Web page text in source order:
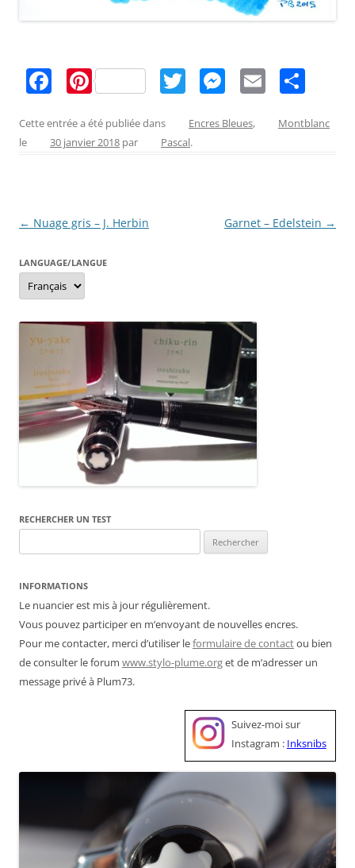
c
e
o
k
Pi
er
e
T
itt
er
M
ss
er
E
ai ta
Cette entrée a été publiée dans Encres Bleues,
Montblanc
le
30 janvier 2018 par Pascal.
Navigation
articles
← Nuage gris – J. Herbin Garnet – Edelstein →
LANGUAGE/LANGUE
Language/langue
RECHERCHER UN TEST
INFORMATIONS
Le nuancier est mis à jour régulièrement.
Vous pouvez participer en m’envoyant de nouvelles encres.
Pour me contacter, merci d’utiliser leformulaire de contactou bien
de consulter le forum www.stylo-plume.orget de m’adresser un
message privé à Plum73.
Suivez-moi sur
Instagram : Inksnibs